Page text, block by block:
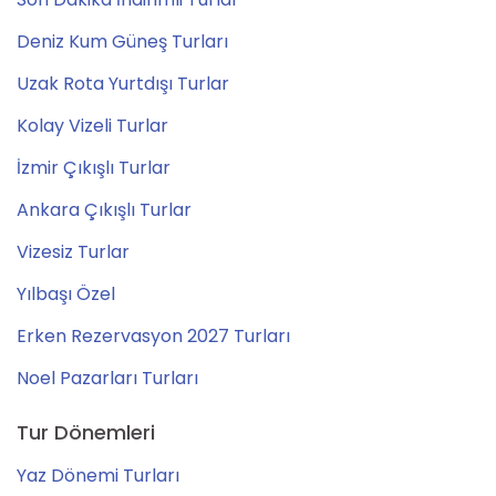
Deniz Kum Güneş Turları
Uzak Rota Yurtdışı Turlar
Kolay Vizeli Turlar
İzmir Çıkışlı Turlar
Ankara Çıkışlı Turlar
Vizesiz Turlar
Yılbaşı Özel
Erken Rezervasyon 2027 Turları
Noel Pazarları Turları
Tur Dönemleri
Yaz Dönemi Turları